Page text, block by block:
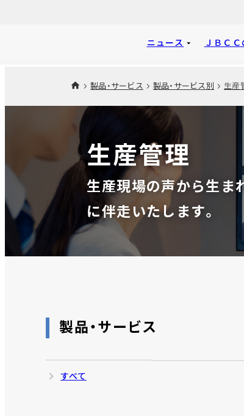
ニュース ＪＢＣ
製品・サービス 製品・サービス別 生産
生産管理
生産現場の声から生ま
に伴走いたします。
製品・サービス
すべて